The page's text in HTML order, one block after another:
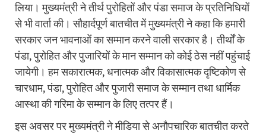
लिया। मुख्यमंत्री ने तीर्थ पुरोहितों और पंडा समाज के प्रतिनिधियों
से भी वार्ता की। सौहार्दपूर्ण बातचीत में मुख्यमंत्री ने कहा कि हमारी
सरकार जन भावनाओं का सम्मान करने वाली सरकार है। तीर्थों के
पंडा, पुरोहित और पुजारियों के मान सम्मान को कोई ठेस नहीं पहुंचाई
जायेगी। हम सकारात्मक, धनात्मक और विकासात्मक दृष्टिकोण से
चारधाम, पंडा, पुरोहित और पुजारी समाज के सम्मान तथा धार्मिक
आस्था की गरिमा के सम्मान के लिए तत्पर हैं।
इस अवसर पर मुख्यमंत्री ने मीडिया से अनौपचारिक बातचीत करते